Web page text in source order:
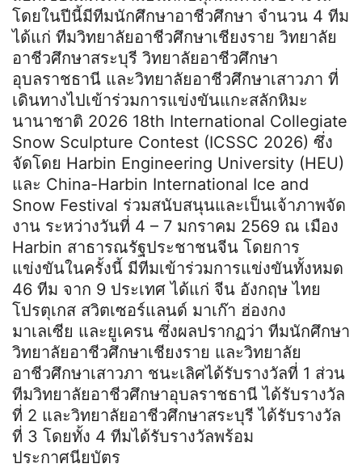
โดยในปีนี้มีทีมนักศึกษาอาชีวศึกษา จำนวน 4 ทีม
ได้แก่ ทีมวิทยาลัยอาชีวศึกษาเชียงราย วิทยาลัย
อาชีวศึกษาสระบุรี วิทยาลัยอาชีวศึกษา
อุบลราชธานี และวิทยาลัยอาชีวศึกษาเสาวภา ที่
เดินทางไปเข้าร่วมการแข่งขันแกะสลักหิมะ
นานาชาติ 2026 18th International Collegiate
Snow Sculpture Contest (ICSSC 2026) ซึ่ง
จัดโดย Harbin Engineering University (HEU)
และ China-Harbin International Ice and
Snow Festival ร่วมสนับสนุนและเป็นเจ้าภาพจัด
งาน ระหว่างวันที่ 4 – 7 มกราคม 2569 ณ เมือง
Harbin สาธารณรัฐประชาชนจีน โดยการ
แข่งขันในครั้งนี้ มีทีมเข้าร่วมการแข่งขันทั้งหมด
46 ทีม จาก 9 ประเทศ ได้แก่ จีน อังกฤษ ไทย
โปรตุเกส สวิตเซอร์แลนด์ มาเก๊า ฮ่องกง
มาเลเซีย และยูเครน ซึ่งผลปรากฏว่า ทีมนักศึกษา
วิทยาลัยอาชีวศึกษาเชียงราย และวิทยาลัย
อาชีวศึกษาเสาวภา ชนะเลิศได้รับรางวัลที่ 1 ส่วน
ทีมวิทยาลัยอาชีวศึกษาอุบลราชธานี ได้รับรางวัล
ที่ 2 และวิทยาลัยอาชีวศึกษาสระบุรี ได้รับรางวัล
ที่ 3 โดยทั้ง 4 ทีมได้รับรางวัลพร้อม
ประกาศนียบัตร